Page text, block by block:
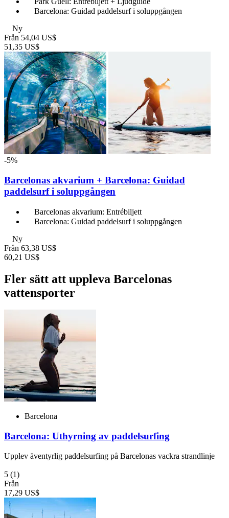
Barcelona: Guidad paddelsurf i soluppgången
Ny
Från 54,04 US$
51,35 US$
-5%
Barcelonas akvarium + Barcelona: Guidad
paddelsurf i soluppgången
Barcelonas akvarium: Entrébiljett
Barcelona: Guidad paddelsurf i soluppgången
Ny
Från 63,38 US$
60,21 US$
Fler sätt att uppleva Barcelonas
vattensporter
Barcelona
Barcelona: Uthyrning av paddelsurfing
Upplev äventyrlig paddelsurfing på Barcelonas vackra strandlinje
5 (1)
Från
17,29 US$